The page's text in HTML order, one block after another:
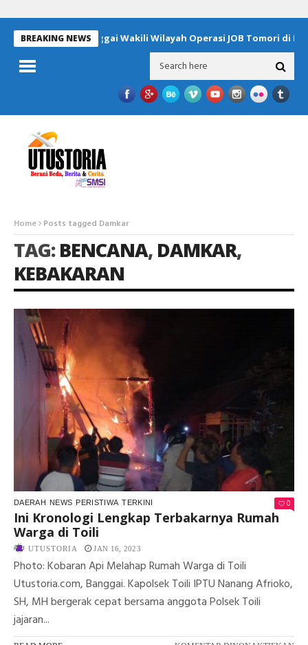
BREAKING NEWS
Empat Pelajar Banggai Wakili Wilayah Operasi JOB Tomori di
Home Posts tagged Damkar
TAG:BENCANA, DAMKAR,
KEBAKARAN
DAERAH NEWS PERISTIWA TERKINI 0
Ini Kronologi Lengkap Terbakarnya Rumah
Warga di Toili
UTUSTORIA JAN 16, 2023
Photo: Kobaran Api Melahap Rumah Warga di Toili
Utustoria.com, Banggai. Kapolsek Toili IPTU Nanang Afrioko,
SH, MH bergerak cepat bersama anggota Polsek Toili
jajaran...